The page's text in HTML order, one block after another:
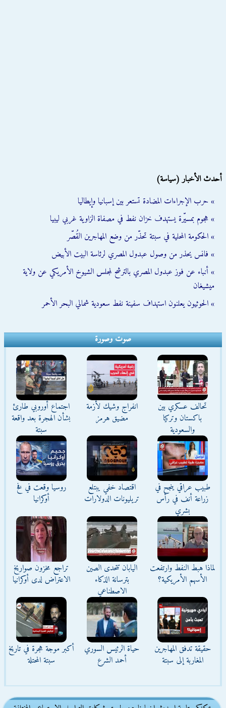
أحدث الأخبار (سياسة)
» حرب الإجراءات المضادة تستعر بين إسبانيا وإيطاليا
» هجوم بمسيّرة يستهدف خزان نفط في مصفاة الزاوية غربي ليبيا
» الحكومة المحلية في سبتة تحذّر من وضع المهاجرين القُصّر
» فانس يحذر من وصول عبدول المصري لرئاسة البيت الأبيض
» أنباء عن فوز عبدول المصري بالترشح لمجلس الشيوخ الأمريكي عن ولاية
ميشيغان
» الحوثيون يعلنون استهداف سفينة نفط سعودية شمالي البحر الأحمر
صوت وصورة
تحالف عسكري بين
باكستان وتركيا
والسعودية
انفراج وشيك لأزمة
مضيق هرمز
اجتماع أوروبي طارئ
بشأن الهجرة بعد واقعة
سبتة
طبيب عراقي ينجح في
زراعة أنف في رأس
بشري
اقتصاد خفي يبتلع
تريليونات الدولارات
روسيا وقعت في فخ
أوكرانيا
لماذا هبط النفط وارتفعت
الأسهم الأمريكية؟
اليابان تتحدى الصين
بترسانة الذكاء
الاصطناعي
تراجع مخزون صواريخ
الاعتراض لدى أوكرانيا
حقيقة تدفق المهاجرين
المغاربة إلى سبتة
حياة الرئيس السوري
أحمد الشرع
أكبر موجة هجرة في تاريخ
سبتة المحتلة